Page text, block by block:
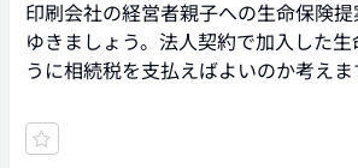
印刷会社の経営者親子への生命保険
ゆきましょう。法人契約で加入した
うに相続税を支払えばよいのか考えま